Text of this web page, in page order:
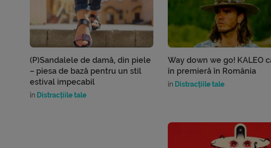
(P)Sandalele de damă, din piele
– piesa de bază pentru un stil
estival impecabil
în Distracțiile tale
Way down we go! KALEO
în premieră în România
în Distracțiile tale